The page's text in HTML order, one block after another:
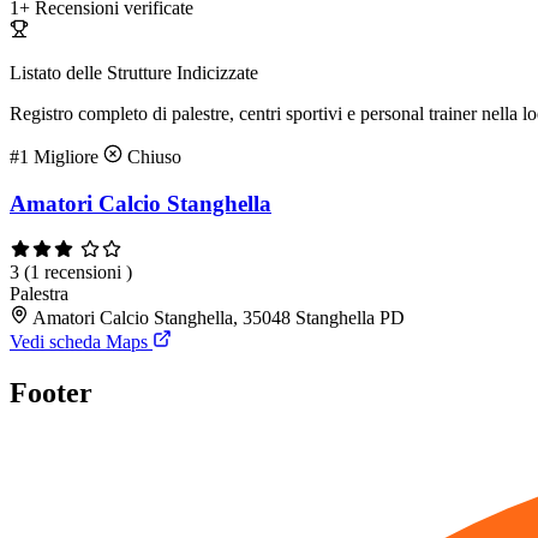
1+ Recensioni verificate
Listato delle Strutture Indicizzate
Registro completo di palestre, centri sportivi e personal trainer nella
#1 Migliore Chiuso
Amatori Calcio Stanghella
3 (1 recensioni )
Palestra
Amatori Calcio Stanghella, 35048 Stanghella PD
Vedi scheda Maps
Footer